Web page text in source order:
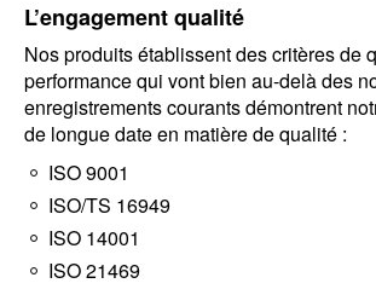
L’engagement qualité
Nos produits établissent des critères de
performance qui vont bien au-delà des
enregistrements courants démontrent
de longue date en matière de qualité :
ISO 9001
ISO/TS 16949
ISO 14001
ISO 21469